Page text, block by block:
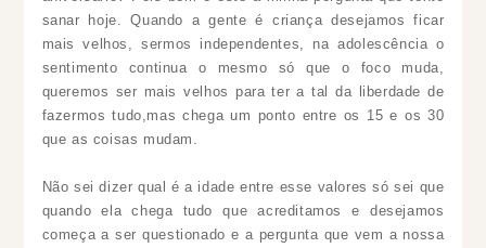
sanar hoje. Quando a gente é criança desejamos ficar
mais velhos, sermos independentes, na adolescência o
sentimento continua o mesmo só que o foco muda,
queremos ser mais velhos para ter a tal da liberdade de
fazermos tudo,mas chega um ponto entre os 15 e os 30
que as coisas mudam.
Não sei dizer qual é a idade entre esse valores só sei que
quando ela chega tudo que acreditamos e desejamos
começa a ser questionado e a pergunta que vem a nossa